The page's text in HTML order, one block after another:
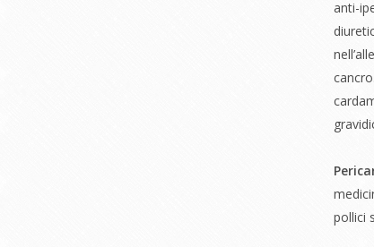
anti-
pollici